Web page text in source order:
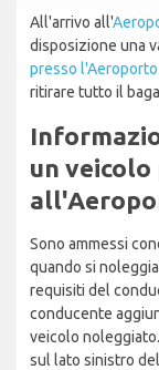
All'arrivo all'
disposizione una
presso l'Aeroporto
ritirare tutto il
un
Sono ammessi
quando si
requisiti del
conducente
veicolo
sul lato sinistro